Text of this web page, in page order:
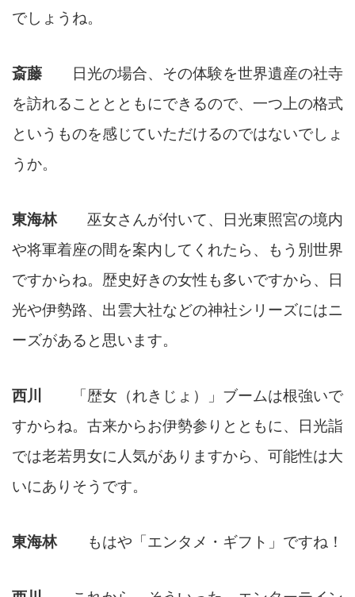
でしょうね。
斎藤 日光の場合、その体験を世界遺産の社寺
を訪れることとともにできるので、一つ上の格式
というものを感じていただけるのではないでしょ
うか。
東海林 巫女さんが付いて、日光東照宮の境内
や将軍着座の間を案内してくれたら、もう別世界
ですからね。歴史好きの女性も多いですから、日
光や伊勢路、出雲大社などの神社シリーズにはニ
ーズがあると思います。
西川
「歴女（れきじょ）」ブームは根強いで
すからね。古来からお伊勢参りとともに、日光詣
では老若男女に人気がありますから、可能性は大
いにありそうです。
東海林 もはや「エンタメ・ギフト」ですね！